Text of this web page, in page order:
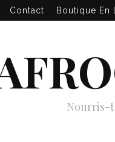
Contact Boutique En
Nourris-